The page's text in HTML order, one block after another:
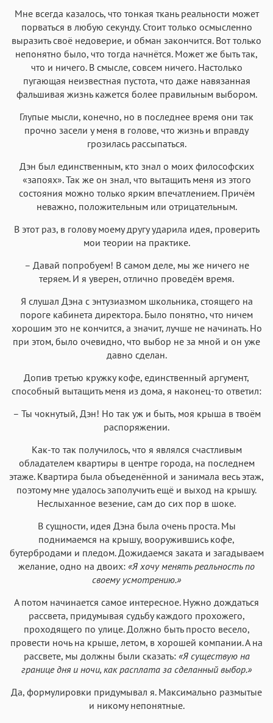
Мне всегда казалось, что тонкая ткань реальности может
порваться в любую секунду. Стоит только осмысленно
выразить своё недоверие, и обман закончится. Вот только
непонятно было, что тогда начнётся. Может же быть так,
что и ничего. В смысле, совсем ничего. Настолько
пугающая неизвестная пустота, что даже навязанная
фальшивая жизнь кажется более правильным выбором.
Глупые мысли, конечно, но в последнее время они так
прочно засели у меня в голове, что жизнь и вправду
грозилась рассыпаться.
Дэн был единственным, кто знал о моих философских
«запоях». Так же он знал, что вытащить меня из этого
состояния можно только ярким впечатлением. Причём
неважно, положительным или отрицательным.
В этот раз, в голову моему другу ударила идея, проверить
мои теории на практике.
– Давай попробуем! В самом деле, мы же ничего не
теряем. И я уверен, отлично проведём время.
Я слушал Дэна с энтузиазмом школьника, стоящего на
пороге кабинета директора. Было понятно, что ничем
хорошим это не кончится, а значит, лучше не начинать. Но
при этом, было очевидно, что выбор не за мной и он уже
давно сделан.
Допив третью кружку кофе, единственный аргумент,
способный вытащить меня из дома, я наконец-то ответил:
– Ты чокнутый, Дэн! Но так уж и быть, моя крыша в твоём
распоряжении.
Как-то так получилось, что я являлся счастливым
обладателем квартиры в центре города, на последнем
этаже. Квартира была объеденённой и занимала весь этаж,
поэтому мне удалось заполучить ещё и выход на крышу.
Неслыханное везение, сам до сих пор в шоке.
В сущности, идея Дэна была очень проста. Мы
поднимаемся на крышу, вооружившись кофе,
бутербродами и пледом. Дожидаемся заката и загадываем
желание, одно на двоих: «Я хочу менять реальность по
своему усмотрению.»
А потом начинается самое интересное. Нужно дождаться
рассвета, придумывая судьбу каждого прохожего,
проходящего по улице. Должно быть просто весело,
провести ночь на крыше, летом, в хорошей компании. А на
рассвете, мы должны были сказать: «Я существую на
границе дня и ночи, как расплата за сделанный выбор.»
Да, формулировки придумывал я. Максимально размытые
и никому непонятные.